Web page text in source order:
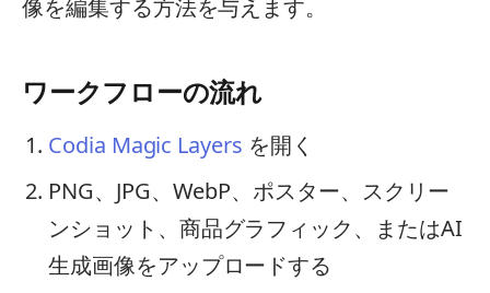
像を編集する方法を与えます。
ワークフローの流れ
Codia Magic Layers を開く
PNG、JPG、WebP、ポスター、スクリー
ンショット、商品グラフィック、またはAI
生成画像をアップロードする